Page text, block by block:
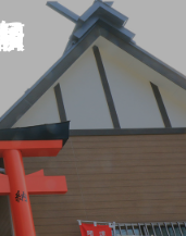
祈願相談に